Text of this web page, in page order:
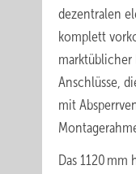
dezentralen
komplett
marktüblicher
Anschlüsse,
mit
Das 1120